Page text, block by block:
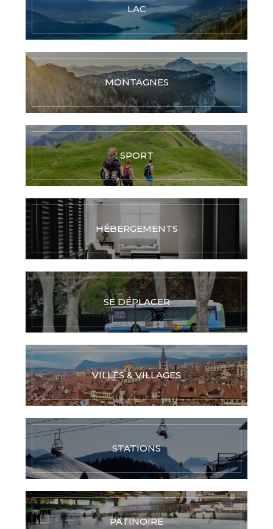
LAC
MONTAGNES
SPORT
HÉBERGEMENTS
SE DÉPLACER
VILLES & VILLAGES
STATIONS
PATINOIRE